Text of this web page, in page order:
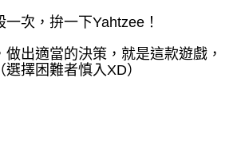
次，拚一下Yahtzee！
出適當的決策，就是這款遊戲，
擇困難者慎入XD）